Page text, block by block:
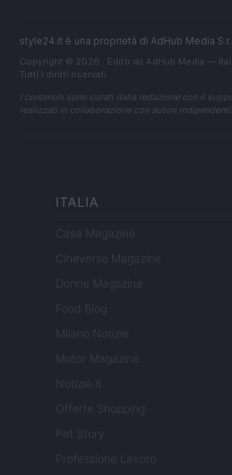
style24.it è una proprietà di AdHub Media
Copyright © 2026 · Edito da AdHub Media —
Tutti i diritti riservati
I contenuti sono curati dalla redazione con il
realizzati in collaborazione con autori indipendenti.
ITALIA
Casa Magazine
Cineverse Magazine
Donne Magazine
Food Blog
Milano Notizie
Motor Magazine
Notizie.it
Offerte Shopping
Pet Story
Professione Lavoro